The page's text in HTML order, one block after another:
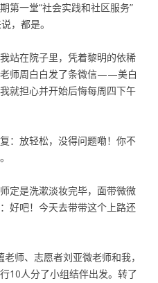
第一堂“社会实践和社区服务”
，都是。
站在院子里，凭着黎明的依稀
师周白白发了条微信——美白
就担心并开始后悔每周四下午
：放轻松，没得问题嘞！你不
定是洗漱淡妆完毕，面带微微
好吧！今天去带带这个上路还
师、志愿者刘亚微老师和我，
10人分了小组结伴出发。转了